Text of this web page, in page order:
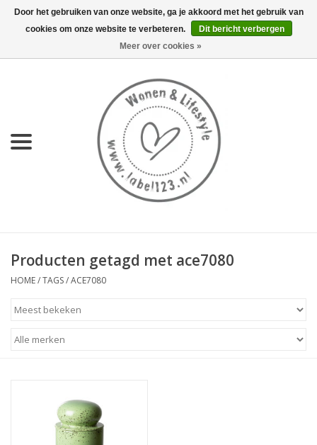
0 Artikelen - €0,00
KEUKEN
LIFESTYLE
MEUBELS
STATIONARY
Producten getagd met ace7080
HOME/TAGS/ACE7080
Door het gebruiken van onze website, ga je akkoord met het gebruik van
cookies om onze website te verbeteren.
Dit bericht verbergen
Meer over cookies »